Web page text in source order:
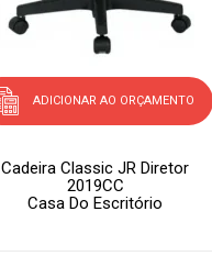
ADICIONAR AO ORÇAMENTO
Cadeira Classic JR Diretor
2019CC
Casa Do Escritório